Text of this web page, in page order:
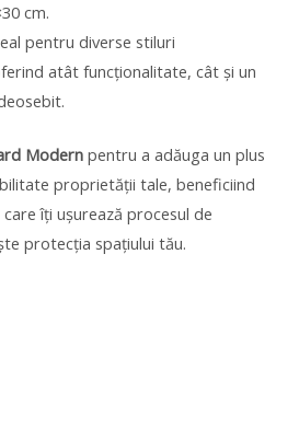
cm.
pentru diverse stiluri
atât funcționalitate, cât și un
Modern pentru a adăuga un plus
proprietății tale, beneficiind
îți ușurează procesul de
protecția spațiului tău.